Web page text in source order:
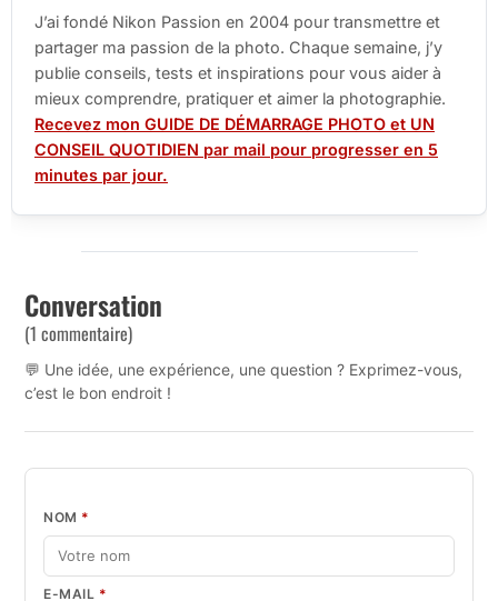
J’ai fondé Nikon Passion en 2004 pour transmettre et
partager ma passion de la photo. Chaque semaine, j’y
publie conseils, tests et inspirations pour vous aider à
mieux comprendre, pratiquer et aimer la photographie.
Recevez mon GUIDE DE DÉMARRAGE PHOTO et UN
CONSEIL QUOTIDIEN par mail pour progresser en 5
minutes par jour.
Conversation
(1 commentaire)
💬 Une idée, une expérience, une question ? Exprimez-vous,
c’est le bon endroit !
NOM *
E-MAIL *